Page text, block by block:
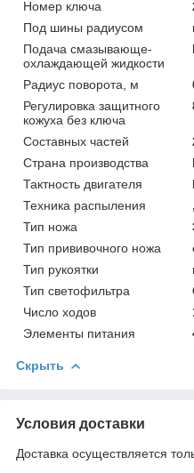
Номер ключа
Под шины радиусом
Подача смазывающе-
охлаждающей жидкости
Радиус поворота, м
Регулировка защитного
кожуха без ключа
Составных частей
Страна производства
Тактность двигателя
Техника распыления
Тип ножа
Тип прививочного ножа
Тип рукоятки
Тип светофильтра
Число ходов
Элементы питания
Скрыть
Условия доставки
Доставка осуществляется